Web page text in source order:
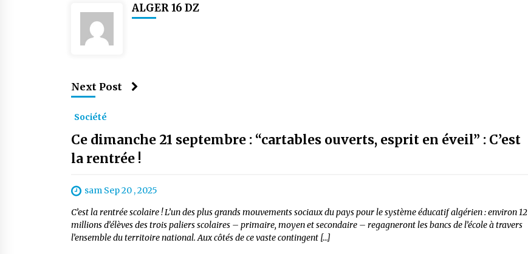
ALGER 16 DZ
Next Post
Société
Ce dimanche 21 septembre : “cartables ouverts, esprit en éveil” : C’est
la rentrée !
sam Sep 20 , 2025
C’est la rentrée scolaire ! L’un des plus grands mouvements sociaux du pays pour le système éducatif algérien : environ 12
millions d’élèves des trois paliers scolaires – primaire, moyen et secondaire – regagneront les bancs de l’école à travers
l’ensemble du territoire national. Aux côtés de ce vaste contingent […]